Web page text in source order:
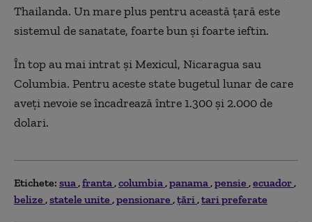
Thailanda. Un mare plus pentru această ţară este
sistemul de sanatate, foarte bun și foarte ieftin.
În top au mai intrat şi Mexicul, Nicaragua sau
Columbia. Pentru aceste state bugetul lunar de care
aveţi nevoie se încadrează între 1.300 şi 2.000 de
dolari.
Etichete: sua franta columbia panama pensie ecuador
belize statele unite pensionare ţări tari preferate